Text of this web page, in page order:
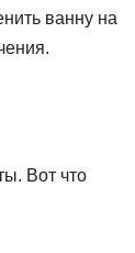
ванну на
Вот что